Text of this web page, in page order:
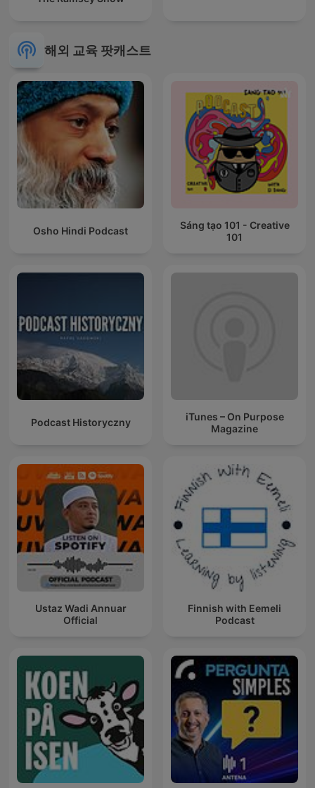
해외 교육 팟캐스트
Osho Hindi Podcast
Sáng tạo 101 - Creative
101
Podcast Historyczny
iTunes – On Purpose
Magazine
Ustaz Wadi Annuar
Official
Finnish with Eemeli
Podcast